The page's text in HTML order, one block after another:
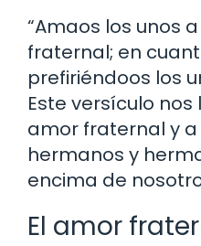
“Amaos los unos
fraternal; en
prefiriéndoos los
Este versículo
amor fraternal y
hermanos y
encima de
El amor